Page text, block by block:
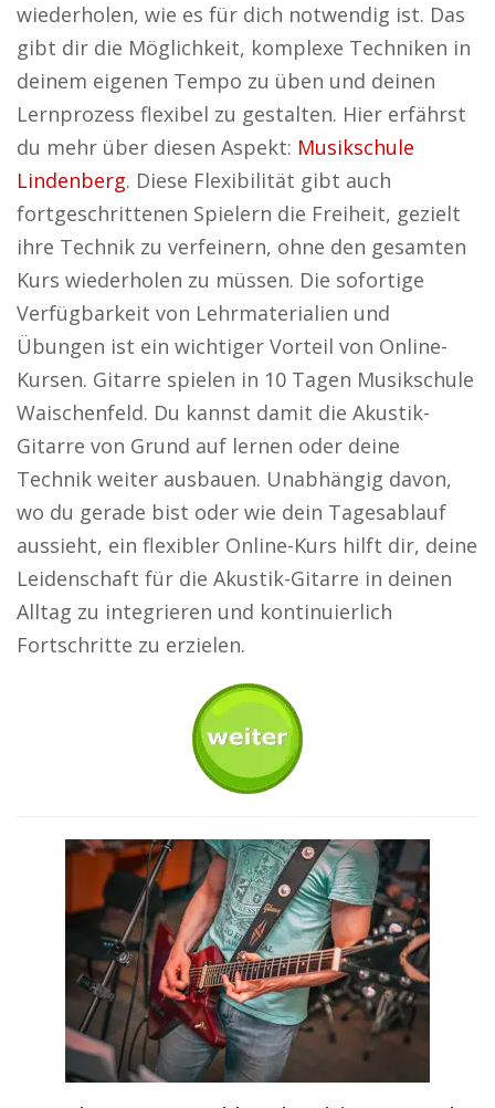
wiederholen, wie es für dich notwendig ist. Das
gibt dir die Möglichkeit, komplexe Techniken in
deinem eigenen Tempo zu üben und deinen
Lernprozess flexibel zu gestalten. Hier erfährst
du mehr über diesen Aspekt: Musikschule
Lindenberg. Diese Flexibilität gibt auch
fortgeschrittenen Spielern die Freiheit, gezielt
ihre Technik zu verfeinern, ohne den gesamten
Kurs wiederholen zu müssen. Die sofortige
Verfügbarkeit von Lehrmaterialien und
Übungen ist ein wichtiger Vorteil von Online-
Kursen. Gitarre spielen in 10 Tagen Musikschule
Waischenfeld. Du kannst damit die Akustik-
Gitarre von Grund auf lernen oder deine
Technik weiter ausbauen. Unabhängig davon,
wo du gerade bist oder wie dein Tagesablauf
aussieht, ein flexibler Online-Kurs hilft dir, deine
Leidenschaft für die Akustik-Gitarre in deinen
Alltag zu integrieren und kontinuierlich
Fortschritte zu erzielen.